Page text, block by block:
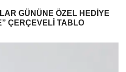
GÜNÜNE ÖZEL HEDIYE
ÇERÇEVELI TABLO